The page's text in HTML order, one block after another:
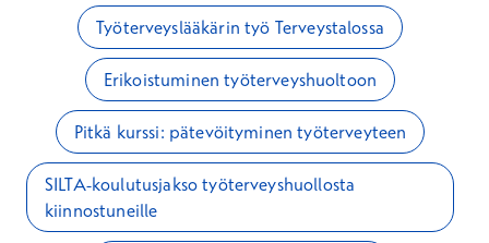
Työterveyslääkärin työ Terveystalossa
Erikoistuminen työterveyshuoltoon
Pitkä kurssi: pätevöityminen työterveyteen
SILTA-koulutusjakso työterveyshuollosta
kiinnostuneille